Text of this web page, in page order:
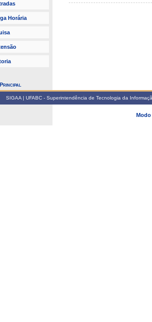
Horária
SIGAA | UFABC - Superintendência de Tecnologia da
Modo